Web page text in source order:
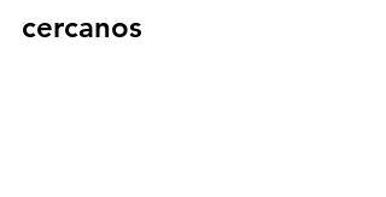
cercanos